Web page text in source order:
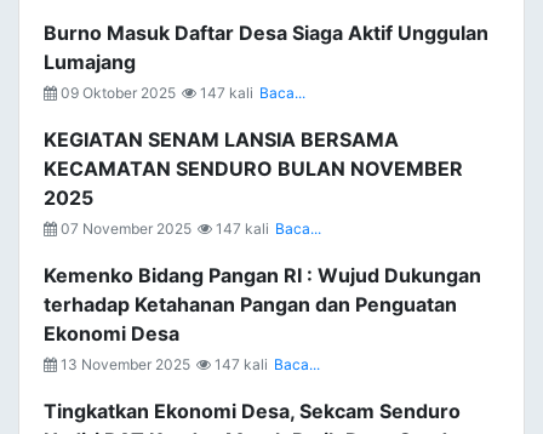
Burno Masuk Daftar Desa Siaga Aktif Unggulan
Lumajang
09 Oktober 2025 147 kali Baca...
KEGIATAN SENAM LANSIA BERSAMA
KECAMATAN SENDURO BULAN NOVEMBER
2025
07 November 2025 147 kali Baca...
Kemenko Bidang Pangan RI : Wujud Dukungan
terhadap Ketahanan Pangan dan Penguatan
Ekonomi Desa
13 November 2025 147 kali Baca...
Tingkatkan Ekonomi Desa, Sekcam Senduro